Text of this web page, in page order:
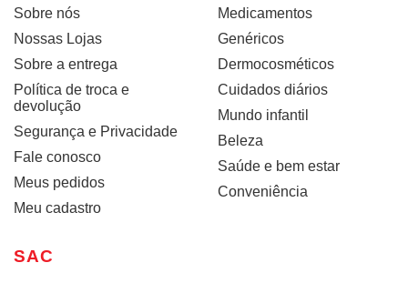
Sobre nós
Nossas Lojas
Sobre a entrega
Política de troca e
devolução
Segurança e Privacidade
Fale conosco
Meus pedidos
Meu cadastro
Medicamentos
Genéricos
Dermocosméticos
Cuidados diários
Mundo infantil
Beleza
Saúde e bem estar
Conveniência
SAC